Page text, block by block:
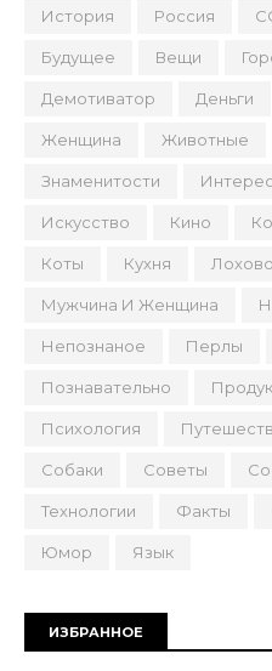
История Россия
Будущее Вещи
Демотиватор Деньги
Женщина Животные
Знаменитости
Искусство Кино
Коты Кухня
Мужчина И Женщина
Непознаное Перлы
Познавательно
Психология
Собаки Советы
Технологии Факты
Юмор Язык
ИЗБРАННОЕ